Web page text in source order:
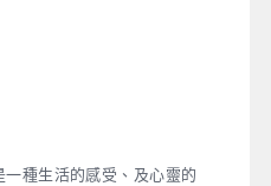
種生活的感受、及心靈的